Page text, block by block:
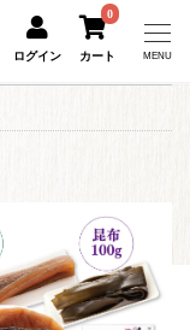
ログイン
0
カート MENU